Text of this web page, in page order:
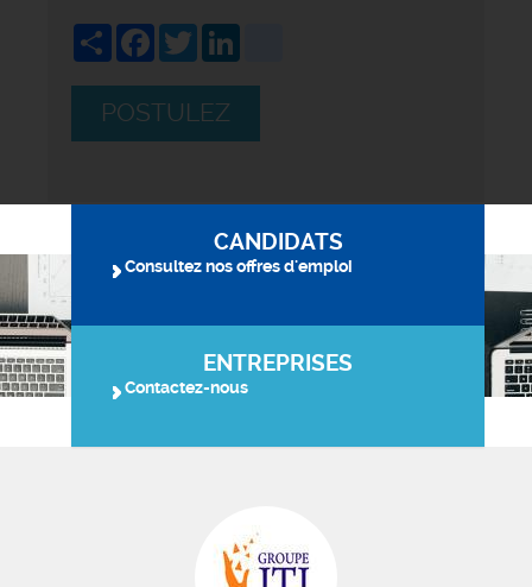
ShareFacebook
Twitter
POSTULEZ
CANDIDATS
Consultez nos offres d'emploi
ENTREPRISES
Contactez-nous